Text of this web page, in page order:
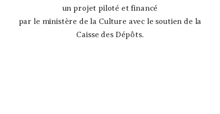
un projet piloté et financé
par le ministère de la Culture avec le soutien de la
Caisse des Dépôts.